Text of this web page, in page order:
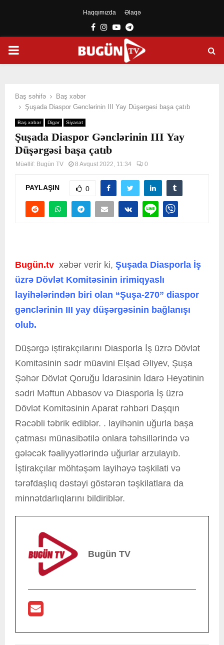
Haqqımızda Əlaqə
Facebook
Instagram
YoutubeTelegram
PRIMARY
Baş səhifə
Baş xəbər
Şuşada Diaspor Gənclərinin III Yay Düşərgəsi başa çatıb
Baş xəbər Digər Siyasət
Şuşada Diaspor Gənclərinin III Yay
Düşərgəsi başa çatıb
Müəllif: Bugün TV 8 Avqust 2022, 11:34 0
PAYLAŞIN 0
Bugün.tv xəbər verir ki, Şuşada Diasporla İş
üzrə Dövlət Komitəsinin irimiqyaslı
layihələrindən biri olan “Şuşa-270” diaspor
gənclərinin III yay düşərgəsinin bağlanışı
olub.
Düşərgə iştirakçılarını Diasporla İş üzrə Dövlət
Komitəsinin sədr müavini Elşad Əliyev, Şuşa
Şəhər Dövlət Qoruğu İdarəsinin İdarə Heyətinin
sədri Məftun Abbasov və Diasporla İş üzrə
Dövlət Komitəsinin Aparat rəhbəri Daşqın
Rəcəbli təbrik ediblər. . layihənin uğurla başa
çatması münasibətilə onlara təhsillərində və
gələcək fəaliyyətlərində uğurlar arzulayıb.
İştirakçılar möhtəşəm layihəyə təşkilati və
tərəfdaşlıq dəstəyi göstərən təşkilatlara da
minnətdarlıqlarını bildiriblər.
Bugün TV